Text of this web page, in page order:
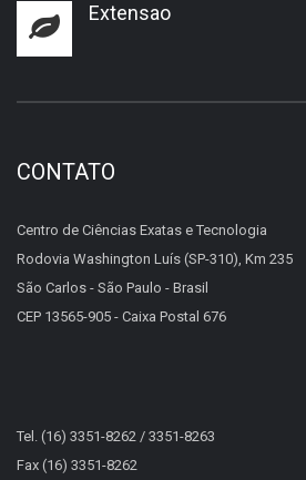
Extensao
CONTATO
Centro de Ciências Exatas e Tecnologia
Rodovia Washington Luís (SP-310), Km 235
São Carlos - São Paulo - Brasil
CEP 13565-905 - Caixa Postal 676
Tel. (16) 3351-8262 / 3351-8263
Fax (16) 3351-8262